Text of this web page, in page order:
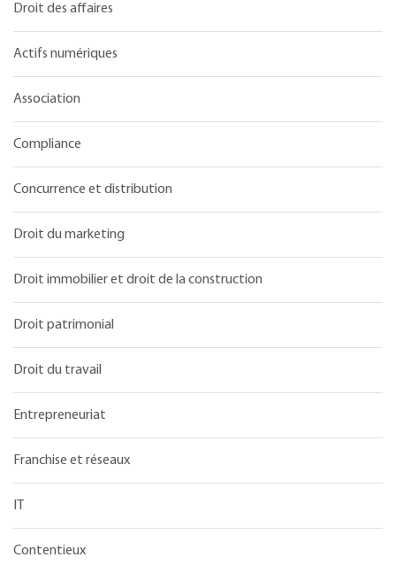
Droit des affaires
Actifs numériques
Association
Compliance
Concurrence et distribution
Droit du marketing
Droit immobilier et droit de la construction
Droit patrimonial
Droit du travail
Entrepreneuriat
Franchise et réseaux
Contentieux